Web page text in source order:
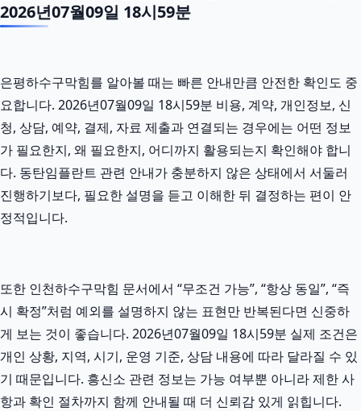
2026년07월09일 18시59분
은평하수구막힘를 알아볼 때는 빠른 안내만큼 안전한 확인도 중
요합니다. 2026년07월09일 18시59분 비용, 계약, 개인정보, 신
청, 상담, 예약, 결제, 자료 제출과 연결되는 경우에는 어떤 정보
가 필요한지, 왜 필요한지, 어디까지 활용되는지 확인해야 합니
다. 동탄임플란트 관련 안내가 충분하지 않은 상태에서 서둘러
진행하기보다, 필요한 설명을 듣고 이해한 뒤 결정하는 편이 안
정적입니다.
또한 인천하수구막힘 문서에서 “무조건 가능”, “항상 동일”, “즉
시 확정”처럼 예외를 설명하지 않는 표현만 반복된다면 신중하
게 보는 것이 좋습니다. 2026년07월09일 18시59분 실제 조건은
개인 상황, 지역, 시기, 운영 기준, 상담 내용에 따라 달라질 수 있
기 때문입니다. 흥신소 관련 정보는 가능 여부뿐 아니라 제한 사
항과 확인 절차까지 함께 안내될 때 더 신뢰감 있게 읽힙니다.